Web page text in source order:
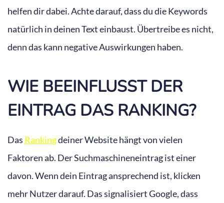
helfen dir dabei. Achte darauf, dass du die Keywords
natürlich in deinen Text einbaust. Übertreibe es nicht,
denn das kann negative Auswirkungen haben.
WIE BEEINFLUSST DER
EINTRAG DAS RANKING?
Das Rankingdeiner Website hängt von vielen
Faktoren ab. Der Suchmaschineneintrag ist einer
davon. Wenn dein Eintrag ansprechend ist, klicken
mehr Nutzer darauf. Das signalisiert Google, dass